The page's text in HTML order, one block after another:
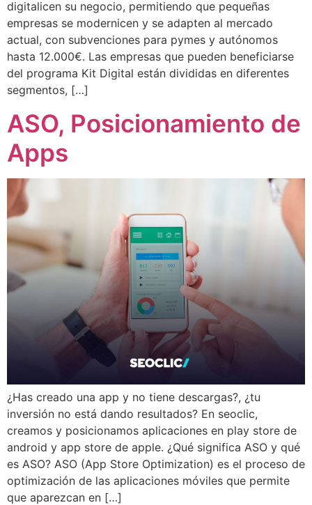
digitalicen su negocio, permitiendo que pequeñas
empresas se modernicen y se adapten al mercado
actual, con subvenciones para pymes y autónomos
hasta 12.000€. Las empresas que pueden beneficiarse
del programa Kit Digital están divididas en diferentes
segmentos, […]
ASO, Posicionamiento de
Apps
¿Has creado una app y no tiene descargas?, ¿tu
inversión no está dando resultados? En seoclic,
creamos y posicionamos aplicaciones en play store de
android y app store de apple. ¿Qué significa ASO y qué
es ASO? ASO (App Store Optimization) es el proceso de
optimización de las aplicaciones móviles que permite
que aparezcan en […]